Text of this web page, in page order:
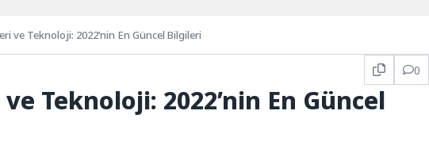
ve Teknoloji: 2022’nin En Güncel Bilgileri
0
Teknoloji: 2022’nin En Güncel